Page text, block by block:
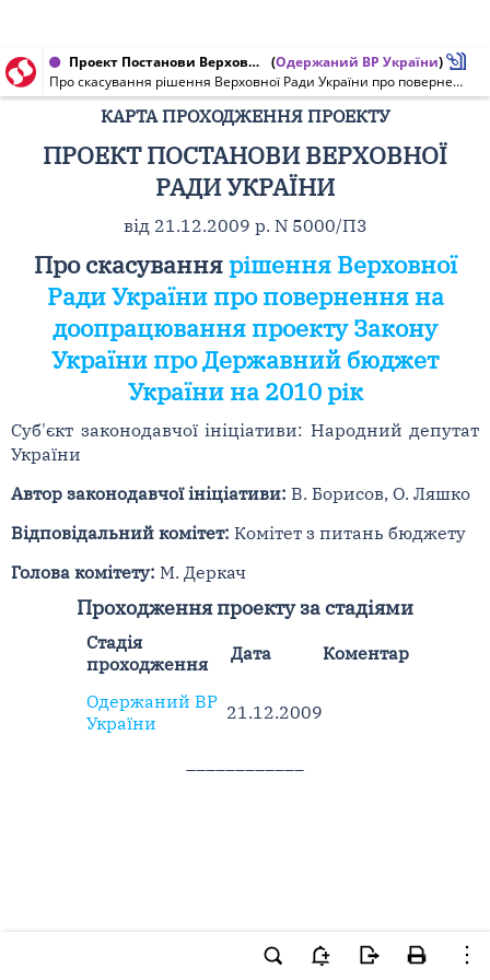
Проект Постанови Верховної Ради України від 21.12.2009 № 5000/П3 (Одержаний ВР України)
Про скасування рішення Верховної Ради України про повернення на доопрацювання проекту Закону України про Державний бюджет України на 2010 рік